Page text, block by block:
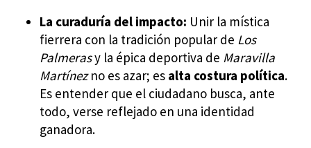
La curaduría del impacto: Unir la mística
fierrera con la tradición popular de Los
Palmerasy la épica deportiva de Maravilla
Martínez no es azar; es alta costura política.
Es entender que el ciudadano busca, ante
todo, verse reflejado en una identidad
ganadora.